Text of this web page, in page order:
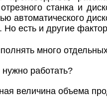
станка и
автоматического
Но есть и другие
много
работать?
величина объема